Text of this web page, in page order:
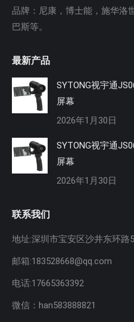
品牌：尼康，博士能，施华洛
巴斯等。
最新产品
SYTONG视宇通
屏幕
2026年1月30日
SYTONG视宇通
屏幕
2026年1月30日
联系我们
地址:深圳市宝安区沙井东环路
邮箱:183528668@qq.com
电话:17665363392
微信：han583888821